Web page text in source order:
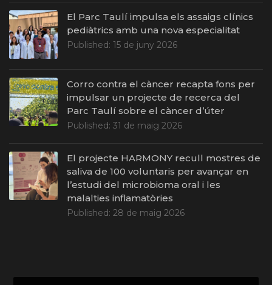
El Parc Taulí impulsa els assaigs clínics
pediàtrics amb una nova especialitat
Published: 15 de juny 2026
Corro contra el càncer recapta fons per
impulsar un projecte de recerca del
Parc Taulí sobre el càncer d’úter
Published: 31 de maig 2026
El projecte HARMONY recull mostres de
saliva de 100 voluntaris per avançar en
l’estudi del microbioma oral i les
malalties inflamatòries
Published: 28 de maig 2026